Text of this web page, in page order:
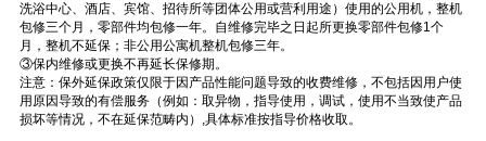
洗浴中心、酒店、宾馆、招待所等团体公用或营利用途）使用的公用机，整机
包修三个月，零部件均包修一年。自维修完毕之日起所更换零部件包修1个
月，整机不延保；非公用公寓机整机包修三年。
③保内维修或更换不再延长保修期。
注意：保外延保政策仅限于因产品性能问题导致的收费维修，不包括因用户使
用原因导致的有偿服务（例如：取异物，指导使用，调试，使用不当致使产品
损坏等情况，不在延保范畴内）,具体标准按指导价格收取。